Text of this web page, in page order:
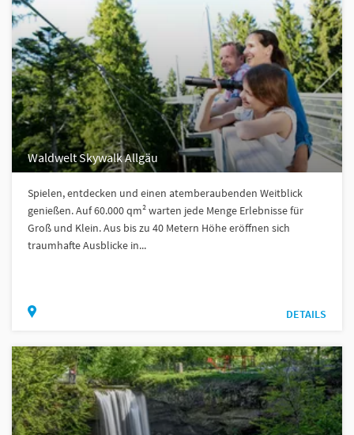
Waldwelt Skywalk Allgäu
Spielen, entdecken und einen atemberaubenden Weitblick
genießen. Auf 60.000 qm² warten jede Menge Erlebnisse für
Groß und Klein. Aus bis zu 40 Metern Höhe eröffnen sich
traumhafte Ausblicke in...
DETAILS